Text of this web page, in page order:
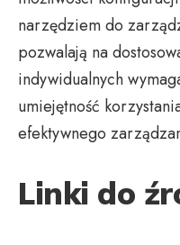
narzędziem do
pozwalają na
indywidualnych
umiejętność
efektywnego
Linki do